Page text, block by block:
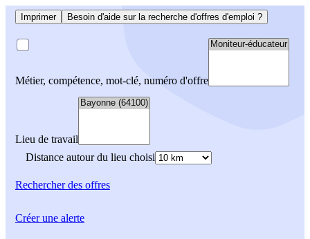
Imprimer Besoin d'aide sur la recherche d'offres d'emploi ?
Métier, compétence, mot-clé, numéro d'offre
Lieu de travail
Distance autour du lieu choisi
Rechercherdes offres
Créer une alerte